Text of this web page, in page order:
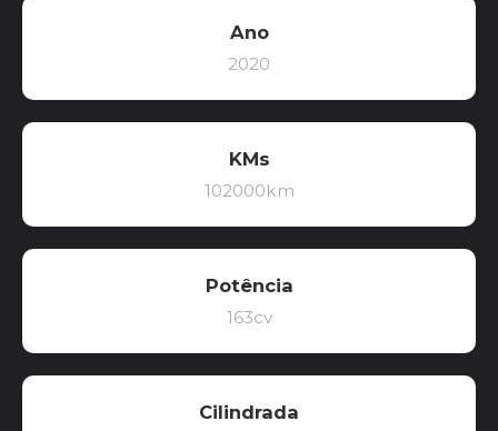
Ano
2020
KMs
102000km
Potência
163cv
Cilindrada